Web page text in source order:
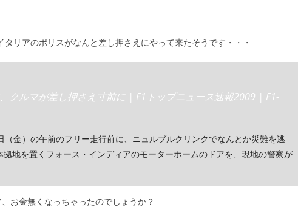
タリアのポリスがなんと差し押さえにやって来たそうです・・・
クルマが差し押さえ寸前に | F1トップニュース速報2009 | F1-
（金）の午前のフリー走行前に、ニュルブルクリンクでなんとか災難を逃
地を置くフォース・インディアのモーターホームのドアを、現地の警察が
お金無くなっちゃったのでしょうか？